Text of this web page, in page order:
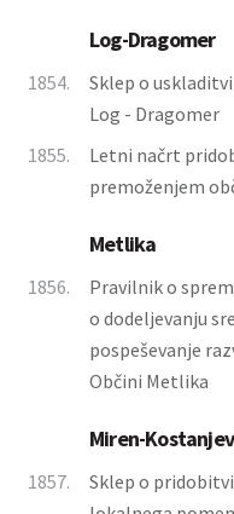
Log-Dragomer
1854.
Sklep o
Log - Dragomer
1855.
Letni načrt
premoženjem
Metlika
1856.
Pravilnik o
o dodeljevanju
pospeševanje
Občini Metlika
Miren-
1857.
Sklep o